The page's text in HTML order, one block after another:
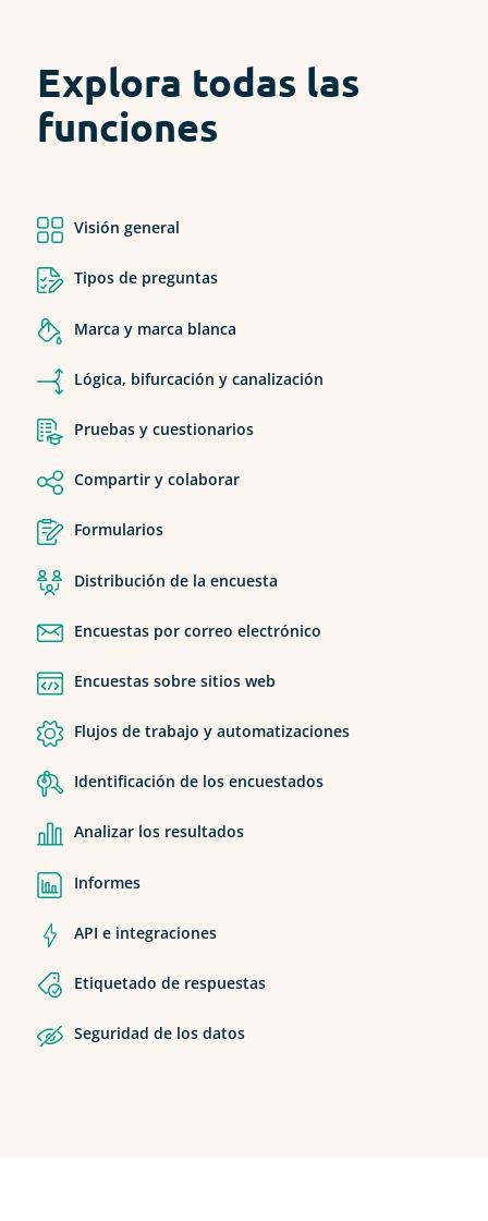
Explora todas las
funciones
Visión general
Tipos de preguntas
Marca y marca blanca
Lógica, bifurcación y canalización
Pruebas y cuestionarios
Compartir y colaborar
Formularios
Distribución de la encuesta
Encuestas por correo electrónico
Encuestas sobre sitios web
Flujos de trabajo y automatizaciones
Identificación de los encuestados
Analizar los resultados
Informes
API e integraciones
Etiquetado de respuestas
Seguridad de los datos